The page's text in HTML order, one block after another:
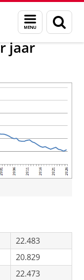
Menu
en
zoeken
jaar
22.483
20.829
22.473